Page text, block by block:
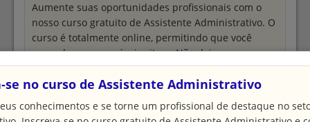
Aumente suas oportunidades profissionais com o
nosso curso gratuito de Assistente Administrativo. O
curso é totalmente online, permitindo que você
aprenda no seu próprio ritmo. Não deixe passar
essa chance!
Além disso, algumas empresas de hotelaria estão
se no curso de Assistente Administrativo
conhecimentos e se torne um profissional de destaque no